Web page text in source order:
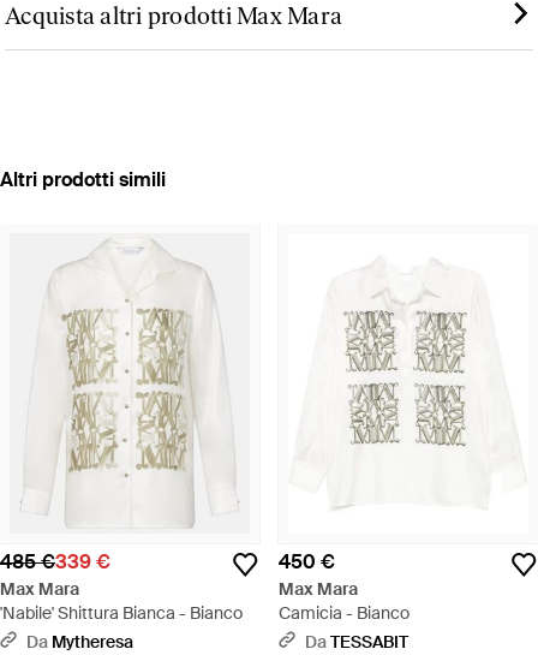
Acquista altri prodotti Max Mara
Altri prodotti simili
485 €339 €
Max Mara
'Nabile' Shittura Bianca - Bianco
Da Mytheresa
450 €
Max Mara
Camicia - Bianco
DaTESSABIT